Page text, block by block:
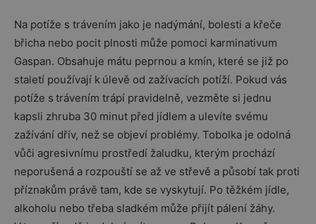
Na potíže s trávením jako je nadýmání, bolesti a křeče
břicha nebo pocit plnosti může pomoci karmi­nativum
Gaspan. Obsahuje mátu peprnou a kmín, které se již po
staletí používají k úlevě od zažívacích potíží. Pokud vás
potíže s trávením trápí pravidelně, vezměte si jednu
kapsli zhruba 30 minut před jídlem a ulevíte svému
zažívání dřív, než se objeví problémy. Tobolka je odolná
vůči agresivnímu prostředí žaludku, kterým prochází
neporušená a rozpouští se až ve střevě a působí tak proti
příznakům právě tam, kde se vyskytují. Po těžkém jídle,
alkoholu nebo třeba sladkém může přijít pálení žáhy.